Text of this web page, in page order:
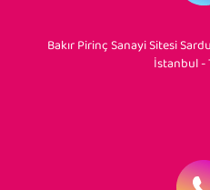
Bakır Pirinç Sanayi Sitesi
İstanbul -